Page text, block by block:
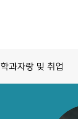
학과자랑 및 취업